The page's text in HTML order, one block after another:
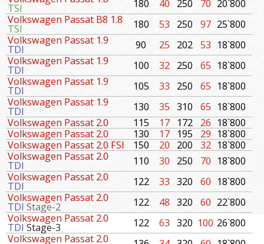
TSI 180 40 250 70 20`800
Volkswagen Passat B8 1.8
TSI 180 53 250 97 25`800
Volkswagen Passat 1.9
TDI 90 25 202 53 18`800
Volkswagen Passat 1.9
TDI 100 32 250 65 18`800
Volkswagen Passat 1.9
TDI 105 33 250 65 18`800
Volkswagen Passat 1.9
TDI 130 35 310 65 18`800
Volkswagen Passat 2.0
115 17 172 26 18`800
Volkswagen Passat 2.0
130 17 195 29 18`800
Volkswagen Passat 2.0 FSI
150 20 200 32 18`800
Volkswagen Passat 2.0
TDI 110 30 250 70 18`800
Volkswagen Passat 2.0
TDI 122 33 320 60 18`800
Volkswagen Passat 2.0
TDI Stage-2 122 48 320 60 22`800
Volkswagen Passat 2.0
TDI Stage-3 122 63 320 100 26`800
Volkswagen Passat 2.0